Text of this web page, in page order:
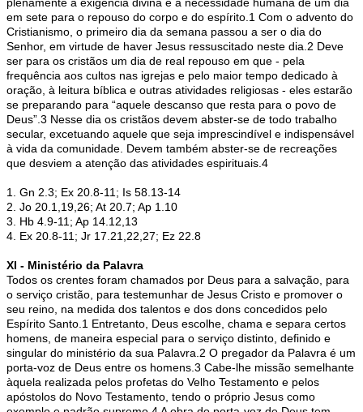
em sete para o repouso do corpo e do espírito.1 Com o advento do
Cristianismo, o primeiro dia da semana passou a ser o dia do
Senhor, em virtude de haver Jesus ressuscitado neste dia.2 Deve
ser para os cristãos um dia de real repouso em que - pela
frequência aos cultos nas igrejas e pelo maior tempo dedicado à
oração, à leitura bíblica e outras atividades religiosas - eles estarão
se preparando para “aquele descanso que resta para o povo de
Deus”.3 Nesse dia os cristãos devem abster-se de todo trabalho
secular, excetuando aquele que seja imprescindível e indispensável
à vida da comunidade. Devem também abster-se de recreações
que desviem a atenção das atividades espirituais.4
1. Gn 2.3; Ex 20.8-11; Is 58.13-14
2. Jo 20.1,19,26; At 20.7; Ap 1.10
3. Hb 4.9-11; Ap 14.12,13
4. Ex 20.8-11; Jr 17.21,22,27; Ez 22.8
XI - Ministério da Palavra
Todos os crentes foram chamados por Deus para a salvação, para
o serviço cristão, para testemunhar de Jesus Cristo e promover o
seu reino, na medida dos talentos e dos dons concedidos pelo
Espírito Santo.1 Entretanto, Deus escolhe, chama e separa certos
homens, de maneira especial para o serviço distinto, definido e
singular do ministério da sua Palavra.2 O pregador da Palavra é um
porta-voz de Deus entre os homens.3 Cabe-lhe missão semelhante
àquela realizada pelos profetas do Velho Testamento e pelos
apóstolos do Novo Testamento, tendo o próprio Jesus como